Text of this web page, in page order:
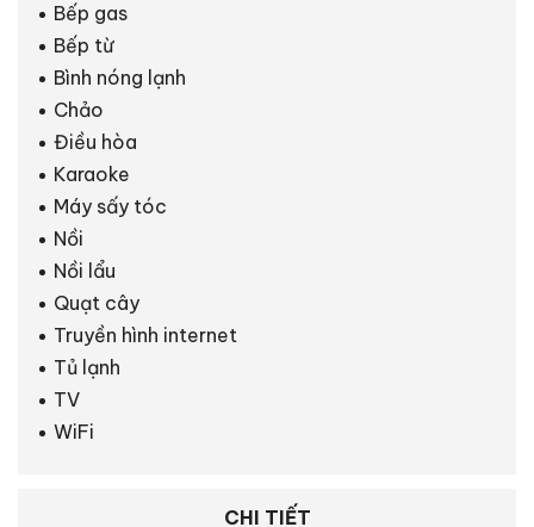
Bếp gas
Bếp từ
Bình nóng lạnh
Chảo
Điều hòa
Karaoke
Máy sấy tóc
Nồi
Nồi lẩu
Quạt cây
Truyền hình internet
Tủ lạnh
TV
WiFi
CHI TIẾT